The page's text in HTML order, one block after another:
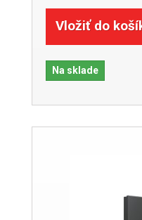
Vložiť do
Na sklade